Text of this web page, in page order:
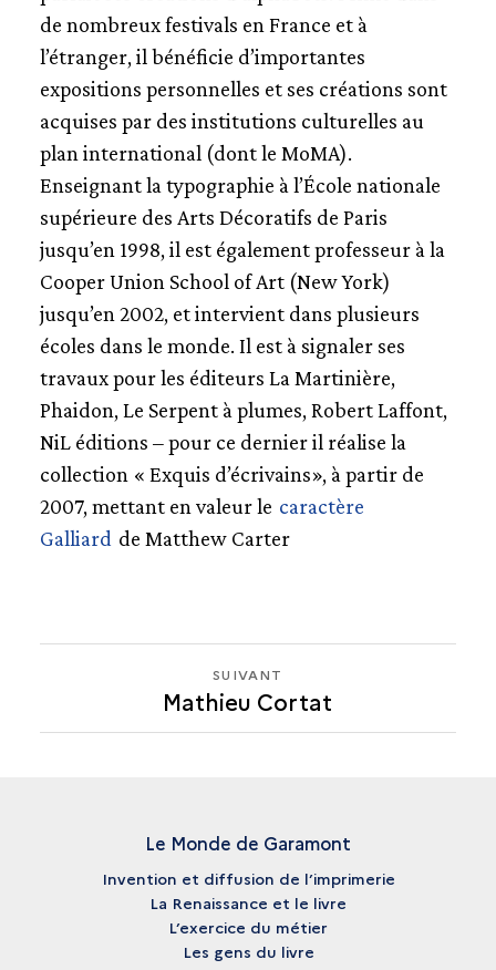
de nombreux festivals en France et à
l’étranger, il bénéficie d’importantes
expositions personnelles et ses créations sont
acquises par des institutions culturelles au
plan international (dont le MoMA).
Enseignant la typographie à l’École nationale
supérieure des Arts Décoratifs de Paris
jusqu’en 1998, il est également professeur à la
Cooper Union School of Art (New York)
jusqu’en 2002, et intervient dans plusieurs
écoles dans le monde. Il est à signaler ses
travaux pour les éditeurs La Martinière,
Phaidon, Le Serpent à plumes, Robert Laffont,
NiL éditions – pour ce dernier il réalise la
collection « Exquis d’écrivains», à partir de
2007, mettant en valeur le caractère
Galliard de Matthew Carter
SUIVANT
MATHIEU
SUIVANT
Mathieu Cortat
Le Monde de Garamont
Invention et diffusion de l’imprimerie
La Renaissance et le livre
L’exercice du métier
Les gens du livre